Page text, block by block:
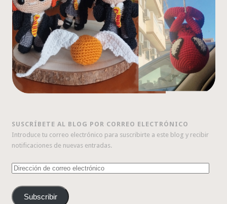
SUSCRÍBETE AL BLOG POR CORREO ELECTRÓNICO
Introduce tu correo electrónico para suscribirte a este blog y recibir
notificaciones de nuevas entradas.
Dirección
correo
electrónico
Subscribir